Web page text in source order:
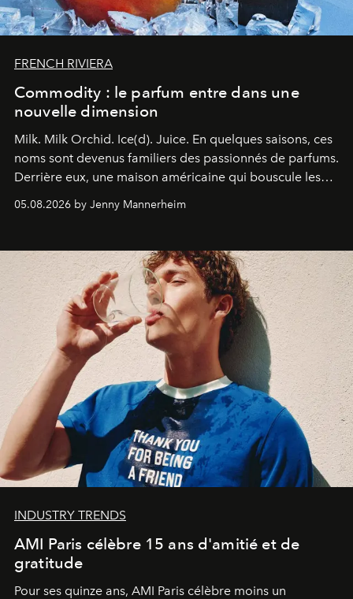
FRENCH RIVIERA
Commodity : le parfum entre dans une
nouvelle dimension
Milk. Milk Orchid. Ice(d). Juice. En quelques saisons, ces
noms sont devenus familiers des passionnés de parfums.
Derrière eux, une maison américaine qui bouscule les
une approche aussi intuitive que personnelle :
05.08.2026 by Jenny Mannerheim
INDUSTRY TRENDS
AMI Paris célèbre 15 ans d'amitié et de
gratitude
Pour ses quinze ans, AMI Paris célèbre moins un